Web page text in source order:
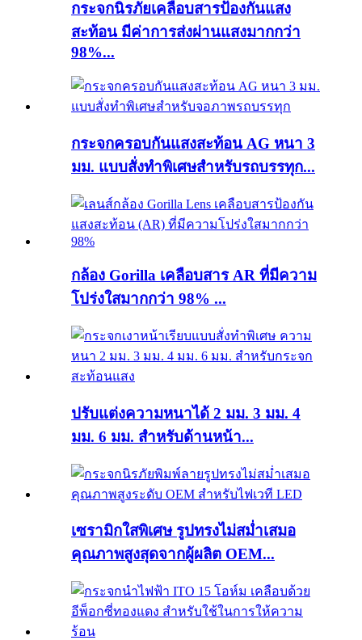
กระจกนิรภัยเคลือบสารป้องกันแสง
สะท้อน มีค่าการส่งผ่านแสงมากกว่า
98%...
กระจกครอบกันแสงสะท้อน AG หนา 3
มม. แบบสั่งทำพิเศษสำหรับรถบรรทุก...
กล้อง Gorilla เคลือบสาร AR ที่มีความ
โปร่งใสมากกว่า 98% ...
ปรับแต่งความหนาได้ 2 มม. 3 มม. 4
มม. 6 มม. สำหรับด้านหน้า...
เซรามิกใสพิเศษ รูปทรงไม่สม่ำเสมอ
คุณภาพสูงสุดจากผู้ผลิต OEM...